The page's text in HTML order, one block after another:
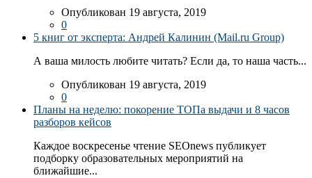
Опубликован 19 августа, 2019
0
5 книг от эксперта: Андрей Калинин (Mail.ru Group)
А ваша милость любите читать? Если да, то наша часть...
Опубликован 19 августа, 2019
0
Планы на неделю: покорение ТОПа выдачи и 8 часов
разборов кейсов
Каждое воскресенье чтение SEOnews публикует
подборку образовательных мероприятий на
ближайшие...